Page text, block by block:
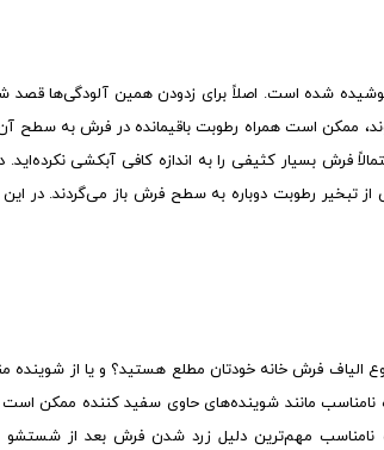
پوشیده شده است. اصلاً برای زدودن همین آلودگی‌ها
ممکن است همراه رطوبت باقیمانده در فرش به سطح
فرش بسیار کثیفی را به اندازه کافی آبکشی نکرده‌اید.
تبخیر رطوبت دوباره به سطح فرش باز می‌گردند. در
الیاف فرش خانه خودتان مطلع هستید؟ و یا از شوینده
نامناسب مانند شوینده‌های حاوی سفید کننده ممکن
نامناسب مهم‌ترین دلیل زرد شدن فرش بعد از